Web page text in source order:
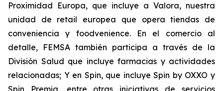
Proximidad Europa, que incluye a Valora, nuestra
unidad de retail europea que opera tiendas de
conveniencia y foodvenience. En el comercio al
detalle, FEMSA también participa a través de la
División Salud que incluye farmacias y actividades
relacionadas; Y en Spin, que incluye Spin by OXXO y
Spin Premia, entre otras iniciativas de servicios